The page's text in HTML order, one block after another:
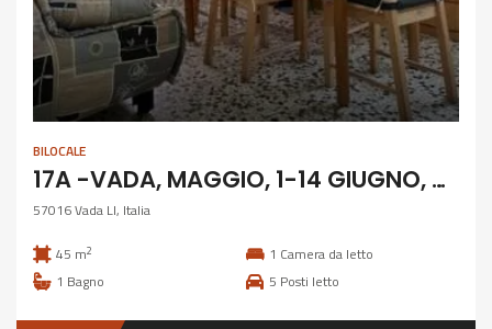
BILOCALE
17A -VADA, MAGGIO, 1-14 GIUGNO, SETTEMBRE – Bilocale 5 posti a 200 m dal mare
57016 Vada LI, Italia
45 m2 1 Camera da letto
1 Bagno 5 Posti letto